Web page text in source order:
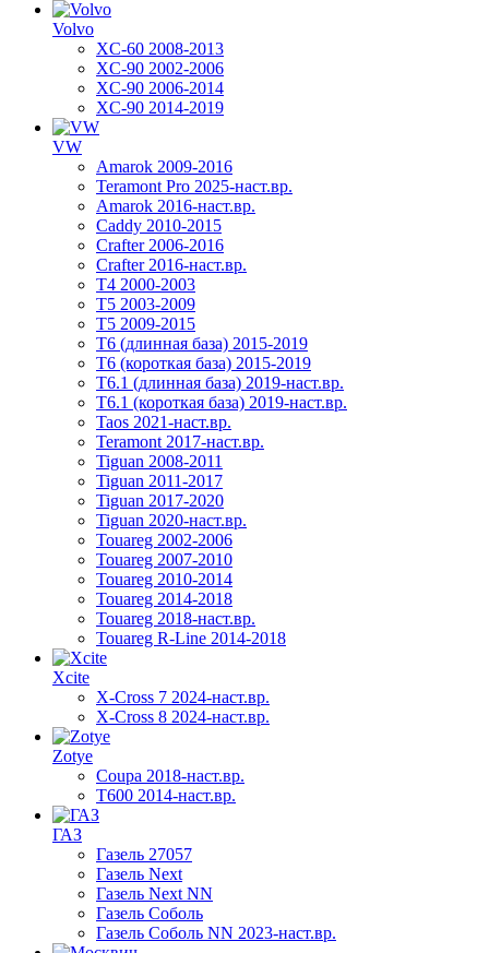
Volvo
XC-60 2008-2013
XC-90 2002-2006
XC-90 2006-2014
XC-90 2014-2019
VW
Amarok 2009-2016
Teramont Pro 2025-наст.вр.
Amarok 2016-наст.вр.
Caddy 2010-2015
Crafter 2006-2016
Crafter 2016-наст.вр.
T4 2000-2003
T5 2003-2009
T5 2009-2015
T6 (длинная база) 2015-2019
Т6 (короткая база) 2015-2019
T6.1 (длинная база) 2019-наст.вр.
T6.1 (короткая база) 2019-наст.вр.
Taos 2021-наст.вр.
Teramont 2017-наст.вр.
Tiguan 2008-2011
Tiguan 2011-2017
Tiguan 2017-2020
Tiguan 2020-наст.вр.
Touareg 2002-2006
Touareg 2007-2010
Touareg 2010-2014
Touareg 2014-2018
Touareg 2018-наст.вр.
Touareg R-Line 2014-2018
Xcite
X-Cross 7 2024-наст.вр.
X-Cross 8 2024-наст.вр.
Zotye
Coupa 2018-наст.вр.
T600 2014-наст.вр.
ГАЗ
Газель 27057
Газель Next
Газель Next NN
Газель Соболь
Газель Соболь NN 2023-наст.вр.